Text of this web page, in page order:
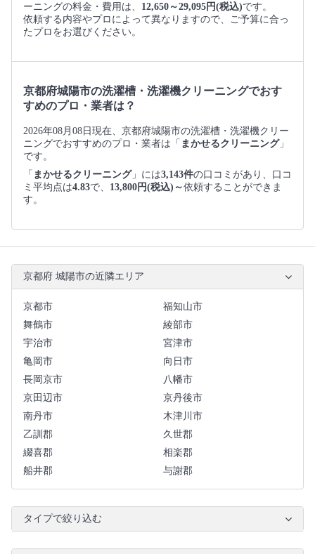
ーニングの料金・費用は、 12,650～29,095円(税込)です。
依頼する内容やプロによって異なりますので、ご予算に合っ
たプロをお選びください。
京都府城陽市の洗濯槽・洗濯機クリーニングでおす
すめのプロ・業者は？
2026年08月08日現在、京都府城陽市の洗濯槽・洗濯機クリー
ニングでおすすめのプロ・業者は「 まかせるクリーニング」
です。
「 まかせるクリーニング」には3,143件の口コミがあり、口コ
ミ平均点は4.83で、 13,800円(税込)～依頼することができま
す。
京都府 城陽市の近隣エリア
京都市
福知山市
舞鶴市
綾部市
宇治市
宮津市
亀岡市
向日市
長岡京市
八幡市
京田辺市
京丹後市
南丹市
木津川市
乙訓郡
久世郡
綴喜郡
相楽郡
船井郡
与謝郡
タイプで絞り込む